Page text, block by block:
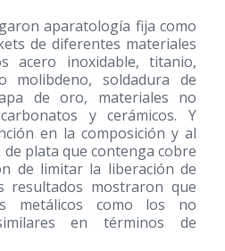
aparatología fija como
de diferentes materiales
acero inoxidable, titanio,
molibdeno, soldadura de
de oro, materiales no
y cerámicos. Y
en la composición y al
plata que contenga cobre
de limitar la liberación de
resultados mostraron que
metálicos como los no
en términos de